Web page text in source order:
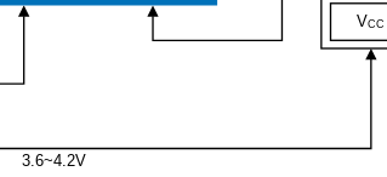
VCC
3.6~4.2V